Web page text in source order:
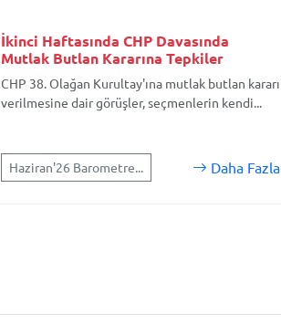
İkinci Haftasında CHP Davasında
Mutlak Butlan Kararına Tepkiler
CHP 38. Olağan Kurultay'ına mutlak butlan kararı
verilmesine dair görüşler, seçmenlerin kendi...
Haziran'26 Barometre... Daha Fazla